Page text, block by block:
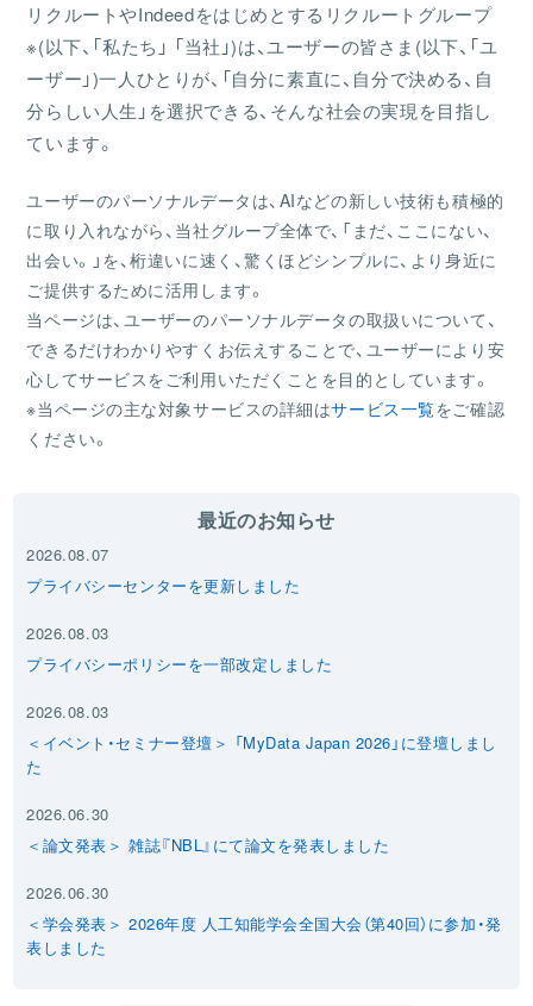
リクルートやIndeedをはじめとするリクルートグループ
※(以下、「私たち」 「当社」)は、ユーザーの皆さま(以下、「ユ
ーザー」)一人ひとりが、「自分に素直に、自分で決める、自
分らしい人生」を選択できる、そんな社会の実現を目指し
ています。
ユーザーのパーソナルデータは、AIなどの新しい技術も積極的
に取り入れながら、当社グループ全体で、「まだ、ここにない、
出会い。」を、桁違いに速く、驚くほどシンプルに、より身近に
ご提供するために活用します。
当ページは、ユーザーのパーソナルデータの取扱いについて、
できるだけわかりやすくお伝えすることで、ユーザーにより安
心してサービスをご利用いただくことを目的としています。
※当ページの主な対象サービスの詳細はサービス一覧をご確認
ください。
最近のお知らせ
2026.08.07
プライバシーセンターを更新しました
2026.08.03
プライバシーポリシーを一部改定しました
2026.08.03
＜イベント・セミナー登壇＞ 「MyData Japan 2026」に登壇しまし
た
2026.06.30
＜論文発表＞ 雑誌『NBL』にて論文を発表しました
2026.06.30
＜学会発表＞ 2026年度 人工知能学会全国大会（第40回）に参加・発
表しました